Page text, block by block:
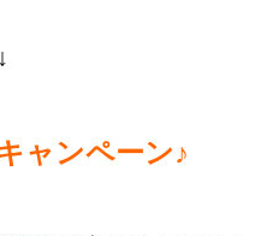
ャンペーン♪